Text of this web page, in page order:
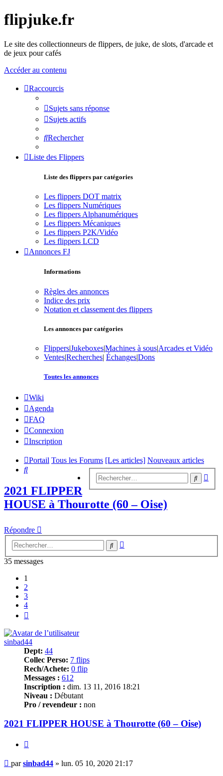
flipjuke.fr
Le site des collectionneurs de flippers, de juke, de slots, d'arcade et
de jeux pour cafés
Accéder au contenu
Raccourcis
Sujets sans réponse
Sujets actifs
Rechercher
Liste des Flippers
Liste des flippers par catégories
Les flippers DOT matrix
Les flippers Numériques
Les flippers Alphanumériques
Les flippers Mécaniques
Les flippers P2K/Vidéo
Les flippers LCD
Annonces FJ
Informations
Règles des annonces
Indice des prix
Notation et classement des flippers
Les annonces par catégories
Flippers|Jukeboxes|Machines à sous|Arcades et Vidéo
Ventes|Recherches| Échanges|Dons
Toutes les annonces
Wiki
Agenda
FAQ
Connexion
Inscription
Portail Tous les Forums [Les articles] Nouveaux articles
Rechercher
2021 FLIPPER
HOUSE à Thourotte (60 – Oise)
Répondre
Rechercher
35 messages
1
2
3
4
sinbad44
Dept: 44
Collec Perso: 7 flips
Rech/Achete: 0 flip
Messages : 612
Inscription : dim. 13 11, 2016 18:21
Niveau : Débutant
Pro / revendeur : non
2021 FLIPPER HOUSE à Thourotte (60 – Oise)
Message
parsinbad44 » lun. 05 10, 2020 21:17